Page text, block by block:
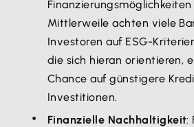
Mittlerweile achten viele
Investoren auf ESG-
die sich hieran orientieren,
Chance auf günstigere
Investitionen.
Finanzielle Nachhaltigkeit: